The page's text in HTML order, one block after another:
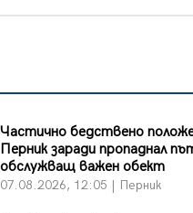
Частично бедствено
Перник заради пропаднал
обслужващ важен обект
07.08.2026, 12:05 | Перник